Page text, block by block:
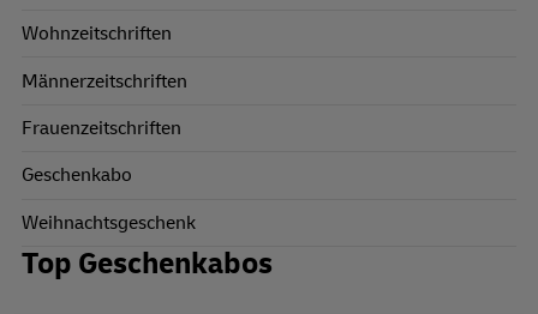
Wohnzeitschriften
Männerzeitschriften
Frauenzeitschriften
Geschenkabo
Weihnachtsgeschenk
Top Geschenkabos